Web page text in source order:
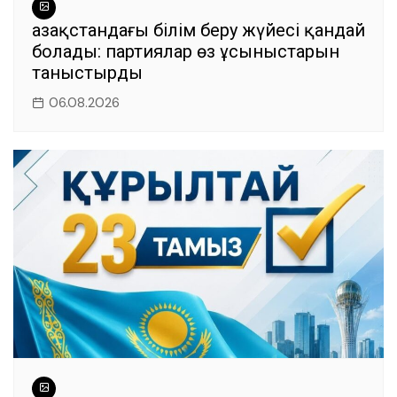
Қазақстандағы білім беру жүйесі қандай
болады: партиялар өз ұсыныстарын
таныстырды
06.08.2026